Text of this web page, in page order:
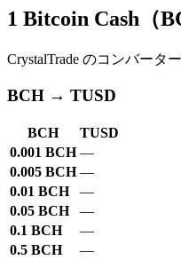
1 Bitcoin Cash（
CrystalTrade のコンバータ
BCH → TUSD
BCH
TUSD
0.001 BCH —
0.005 BCH —
0.01 BCH
—
0.05 BCH
—
0.1 BCH
—
0.5 BCH
—